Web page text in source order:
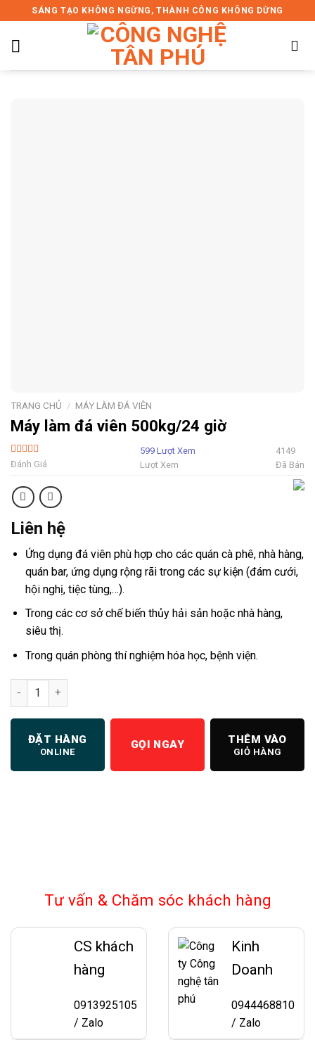
to
content
SÁNG TẠO KHÔNG NGỪNG, THÀNH CÔNG KHÔNG DỪNG
TRANG CHỦ / MÁY LÀM ĐÁ VIÊN
Máy làm đá viên 500kg/24 giờ
5 Sao
Đánh Giá
599 Lượt Xem
Lượt Xem
4149
Đã Bán
Liên hệ
Ứng dụng đá viên phù hợp cho các quán cà phê, nhà hàng,
quán bar, ứng dụng rộng rãi trong các sự kiện (đám cưới,
hội nghị, tiệc tùng,…).
Trong các cơ sở chế biến thủy hải sản hoặc nhà hàng,
siêu thị.
Trong quán phòng thí nghiệm hóa học, bệnh viện.
Máy làm đá viên 500kg/24 giờ số lượng
ĐẶT HÀNG
ONLINE
GỌI NGAY THÊM VÀO
GIỎ HÀNG
Tư vấn & Chăm sóc khách hàng
CS khách
hàng
0913925105
/ Zalo
Kinh
Doanh
0944468810
/ Zalo